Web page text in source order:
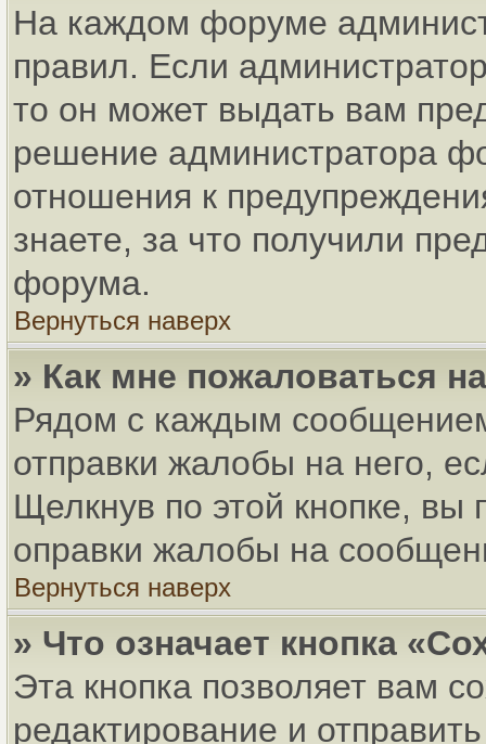
На каждом форуме
правил. Если
то он может выдать вам
решение администратора
отношения к
знаете, за что получили
форума.
Вернуться наверх
» Как мне пожаловаться
Рядом с каждым
отправки жалобы на него,
Щелкнув по этой кнопке,
оправки жалобы на
Вернуться наверх
» Что означает кнопка
Эта кнопка позволяет вам
редактирование и